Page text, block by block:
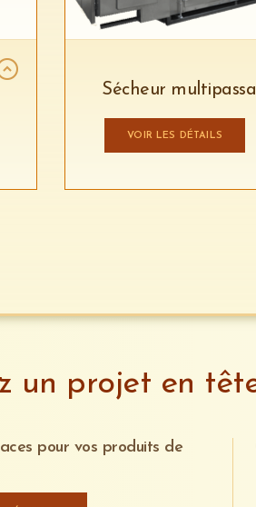
Sécheur
VOIR LES DÉTAILS
un projet en
pour vos produits de